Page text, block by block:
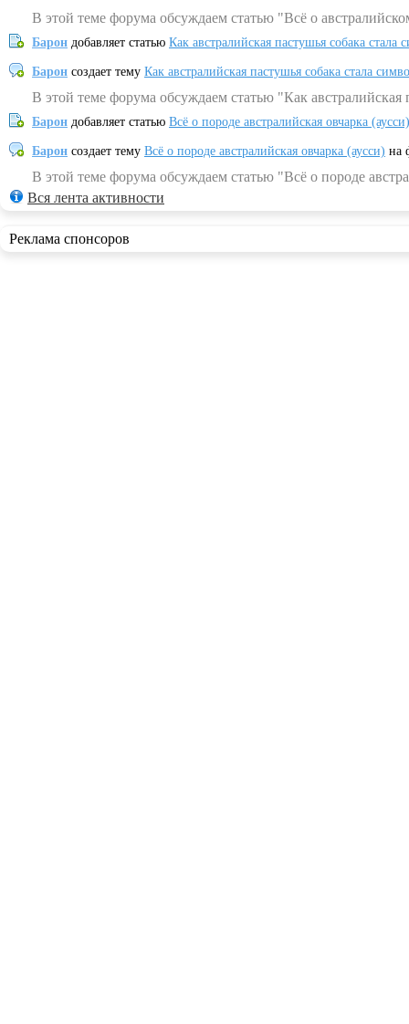
В этой теме форума обсуждаем статью "Всё о
Барон добавляет статью Как австралийская пастушья собака
Барон создает тему Как австралийская пастушья собака стала
В этой теме форума обсуждаем статью "Как
Барон добавляет статью Всё о породе австралийская овчарка (аусси)
Барон создает тему Всё о породе австралийская овчарка (аусси) на
В этой теме форума обсуждаем статью "Всё о породе
Вся лента активности
Реклама спонсоров